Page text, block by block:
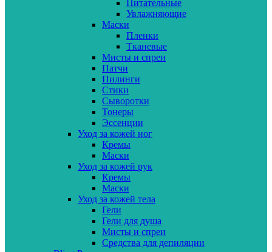
Питательные
Увлажняющие
Маски
Пленки
Тканевые
Мисты и спреи
Патчи
Пилинги
Стики
Сыворотки
Тонеры
Эссенции
Уход за кожей ног
Кремы
Маски
Уход за кожей рук
Кремы
Маски
Уход за кожей тела
Гели
Гели для душа
Мисты и спреи
Средства для депиляции